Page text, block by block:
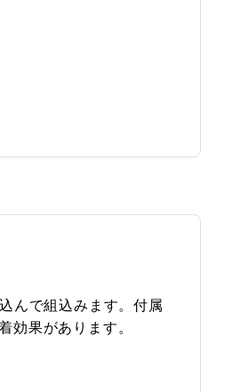
んで組込みます。付属
効果があります。